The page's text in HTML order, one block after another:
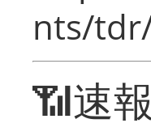
nts/
📶速